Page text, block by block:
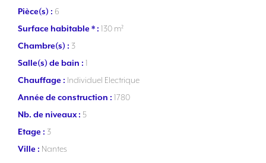
Pièce(s) : 6
Surface habitable * : 130 m²
Chambre(s) : 3
Salle(s) de bain : 1
Chauffage : Individuel Electrique
Année de construction : 1780
Nb. de niveaux : 5
Etage : 3
Ville : Nantes